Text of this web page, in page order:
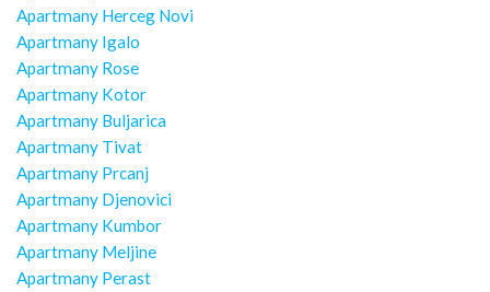
Apartmany Herceg Novi
Apartmany Igalo
Apartmany Rose
Apartmany Kotor
Apartmany Buljarica
Apartmany Tivat
Apartmany Prcanj
Apartmany Djenovici
Apartmany Kumbor
Apartmany Meljine
Apartmany Perast